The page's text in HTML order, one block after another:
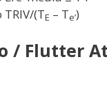
TRIV/(TE – Te’)
/ Flutter